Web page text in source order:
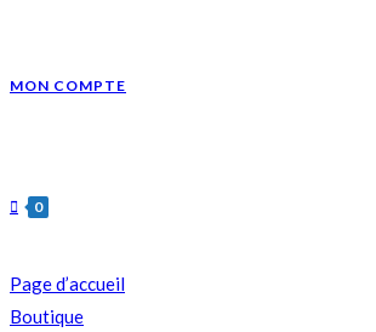
MON COMPTE
0
Page d’accueil
Boutique